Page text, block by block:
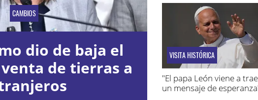
CAMBIOS
dio de baja el
de tierras a
VISITA HISTÓRICA
"El papa León viene a
un mensaje de